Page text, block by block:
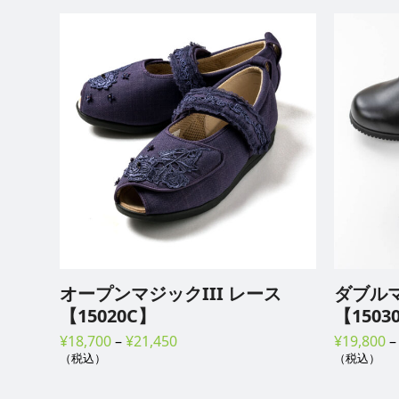
オープンマジックIII レース
【15020C】
¥18,700–¥21,450価
（税込）
ダブル
【
¥19,800 –
（税込）